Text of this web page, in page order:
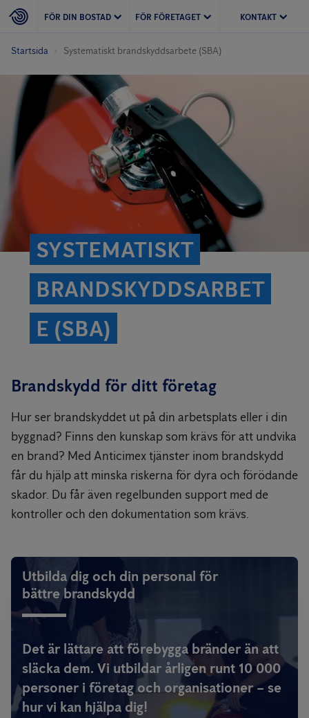
FÖR DIN BOSTAD FÖR FÖRETAGET KONTAKT
Startsida Systematiskt brandskyddsarbete (SBA)
SYSTEMATISKT
BRANDSKYDDSARBET
E (SBA)
Brandskydd för ditt företag
Hur ser brandskyddet ut på din arbetsplats eller i din
byggnad? Finns den kunskap som krävs för att undvika
en brand? Med Anticimex tjänster inom brandskydd
får du hjälp att minska riskerna för dyra och förödande
skador. Du får även regelbunden support med de
kontroller och den dokumentation som krävs.
Utbilda dig och din personal för
bättre brandskydd
Det är lättare att förebygga bränder än att
släcka dem. Vi utbildar årligen runt 10 000
personer i företag och organisationer – se
hur vi kan hjälpa dig!